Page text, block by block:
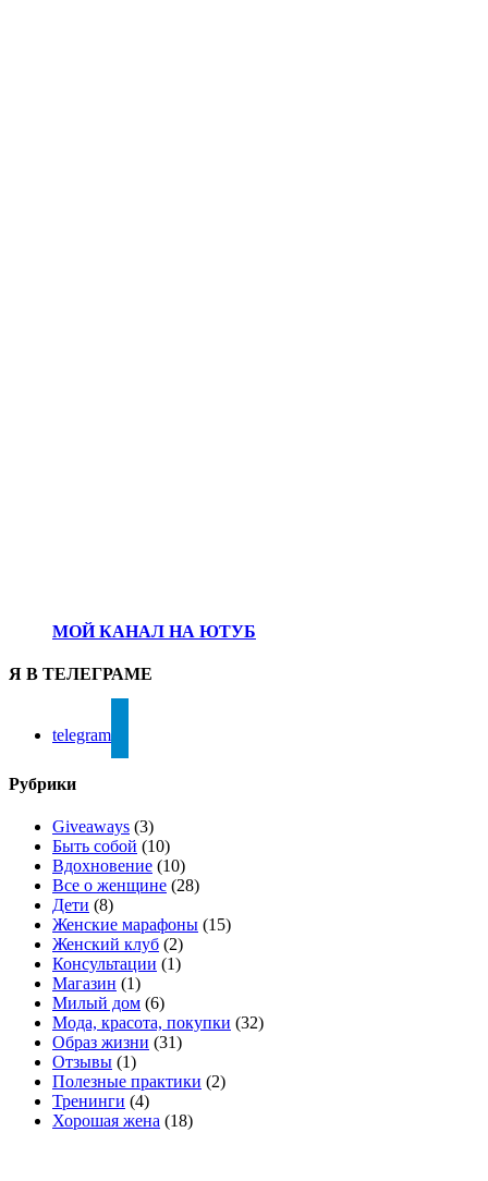
МОЙ КАНАЛ НА ЮТУБ
Я В ТЕЛЕГРАМЕ
telegram
Рубрики
Giveaways (3)
Быть собой (10)
Вдохновение (10)
Все о женщине (28)
Дети (8)
Женские марафоны (15)
Женский клуб (2)
Консультации (1)
Магазин (1)
Милый дом (6)
Мода, красота, покупки (32)
Образ жизни (31)
Отзывы (1)
Полезные практики (2)
Тренинги (4)
Хорошая жена (18)